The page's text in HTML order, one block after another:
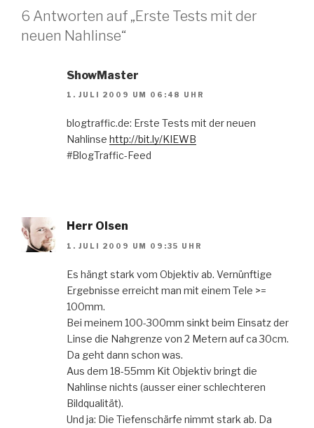
6 Antworten auf „Erste Tests mit der
neuen Nahlinse“
ShowMaster
1. JULI 2009 UM 06:48 UHR
blogtraffic.de: Erste Tests mit der neuen
Nahlinse http://bit.ly/KIEWB
#BlogTraffic-Feed
Herr Olsen
1. JULI 2009 UM 09:35 UHR
Es hängt stark vom Objektiv ab. Vernünftige
Ergebnisse erreicht man mit einem Tele >=
100mm.
Bei meinem 100-300mm sinkt beim Einsatz der
Linse die Nahgrenze von 2 Metern auf ca 30cm.
Da geht dann schon was.
Aus dem 18-55mm Kit Objektiv bringt die
Nahlinse nichts (ausser einer schlechteren
Bildqualität).
Und ja: Die Tiefenschärfe nimmt stark ab. Da